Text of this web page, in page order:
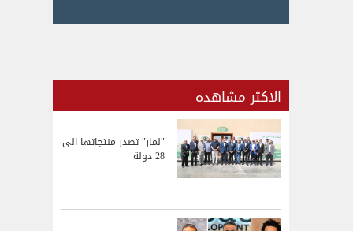
الاكثر مشاهده
"لمار" تصدر منتجاتها الى
28 دولة